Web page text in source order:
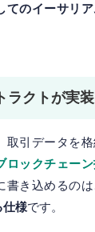
てのイーサリ
ラクトが実装
取引データを
ロックチェー
書き込めるの
仕様です。